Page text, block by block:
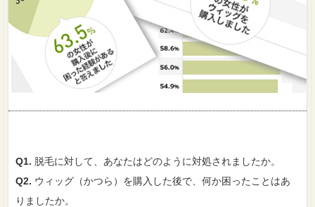
Q1. 脱毛に対して、あなたはどのように対処されましたか。
Q2. ウィッグ（かつら）を購入した後で、何か困ったことはあ
りましたか。